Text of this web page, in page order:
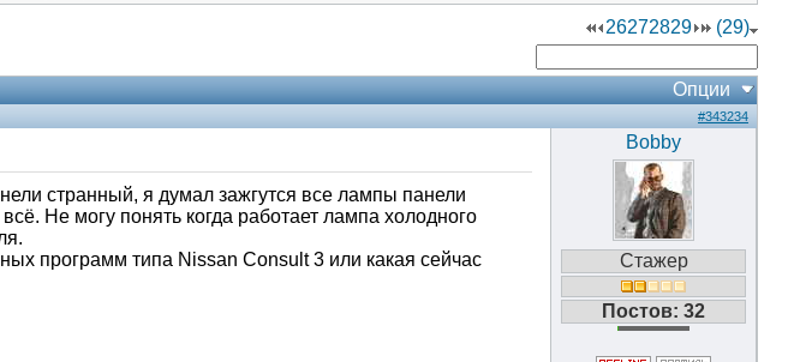
26272829 (29)
Опции
#343234
странный, я думал зажгутся все лампы панели
Не могу понять когда работает лампа холодного
программ типа Nissan Consult 3 или какая сейчас
Bobby
Стажер
Постов: 32